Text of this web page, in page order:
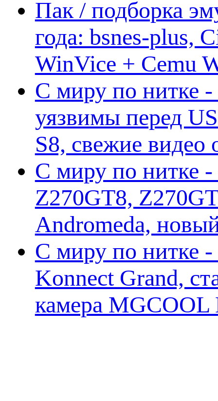
Пак / подборка
года: bsnes-plus,
WinVice + Cemu
С миру по нитке
уязвимы перед
S8, свежие
С миру по нитке -
Z270GT8,
Andromeda,
С миру по нитке -
Konnect Grand,
камера MGCOOL